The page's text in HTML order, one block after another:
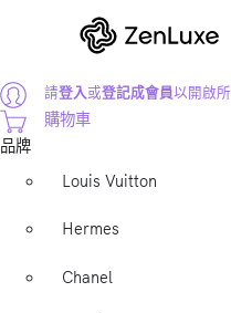
請登入或登記成會員以開啟
購物車
品牌
Louis Vuitton
Hermes
Chanel